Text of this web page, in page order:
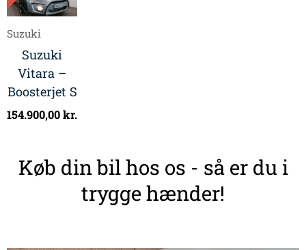
Suzuki
Suzuki
Vitara –
Boosterjet S
154.900,00kr.
Køb din bil hos os - så er du i
trygge hænder!